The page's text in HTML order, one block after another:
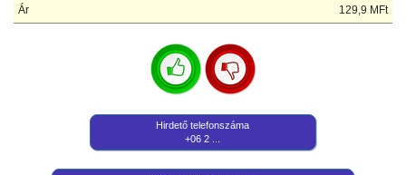
Ár 129,9 MFt
Hirdető telefonszáma
+06 2 ...